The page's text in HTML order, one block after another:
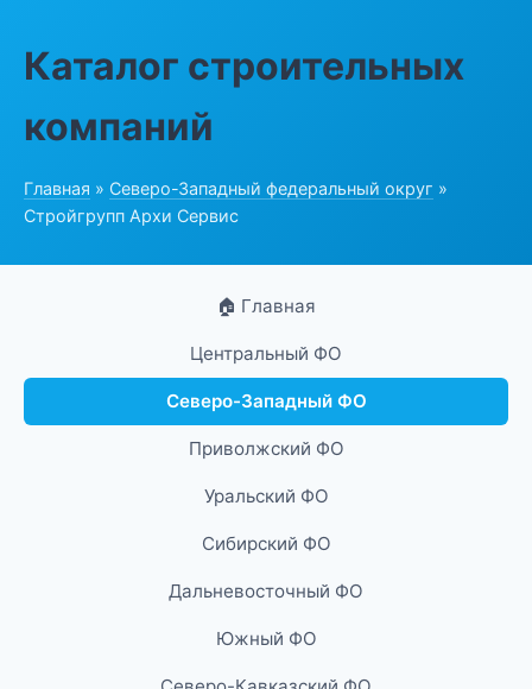
Каталог строительных
компаний
Главная » Северо-Западный федеральный округ »
Стройгрупп Архи Сервис
🏠 Главная
Центральный ФО
Северо-Западный ФО
Приволжский ФО
Уральский ФО
Сибирский ФО
Дальневосточный ФО
Южный ФО